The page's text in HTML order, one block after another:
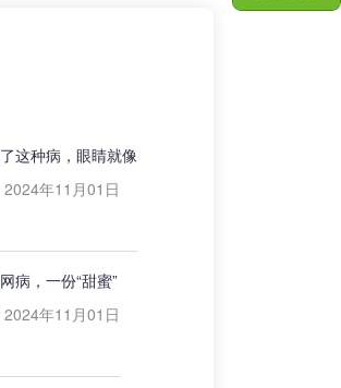
这种病，眼睛就像
2024年11月01日
病，一份“甜蜜”
2024年11月01日